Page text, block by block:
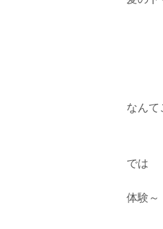
なんて
では
体験～